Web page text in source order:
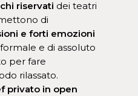
riservati dei teatri
di
e forti emozioni
e di assoluto
per fare
rilassato.
privato in open